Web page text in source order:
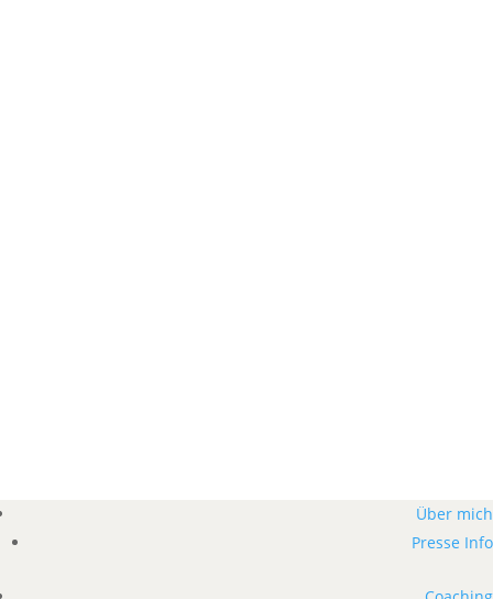
Über mich
Presse Info